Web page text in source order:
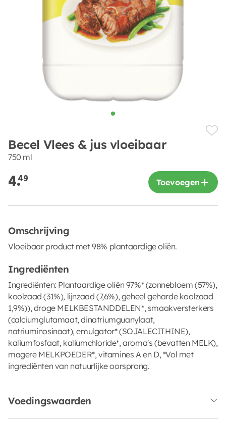
Becel Vlees & jus vloeibaar
750 ml
4.49 Toevoegen
Omschrijving
Vloeibaar product met 98% plantaardige oliën.
Ingrediënten
Ingrediënten: Plantaardige oliën 97%* (zonnebloem (57%),
koolzaad (31%), lijnzaad (7,6%), geheel geharde koolzaad
1,9%)), droge MELKBESTANDDELEN*, smaakversterkers
(calciumglutamaat, dinatriumguanylaat,
natriuminosinaat), emulgator* (SOJALECITHINE),
kaliumfosfaat, kaliumchloride*, aroma's (bevatten MELK),
magere MELKPOEDER*, vitamines A en D, *Vol met
ingrediënten van natuurlijke oorsprong.
Voedingswaarden